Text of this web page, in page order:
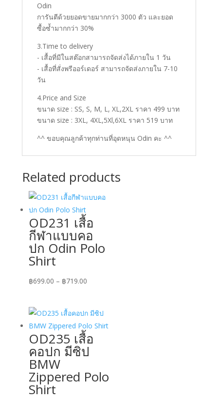
Odin
การันตีด้วยยอดขายมากกว่า 3000 ตัว และยอด
ซื้อซ้ำมากกว่า 30%
3.Time to delivery
- เสื้อที่มีในสต๊อกสามารถจัดส่งได้ภายใน 1 วัน
- เสื้อที่สั่งพรีออร์เดอร์ สามารถจัดส่งภายใน 7-10
วัน
4.Price and Size
ขนาด size : SS, S, M, L, XL,2XL ราคา 499 บาท
ขนาด size : 3XL, 4XL,5Xl,6XL ราคา 519 บาท
^^ ขอบคุณลูกค้าทุกท่านที่อุดหนุน Odin คะ ^^
Related products
OD231 เสื้อ
กีฬาแบบคอ
ปก Odin Polo
Shirt
฿699.00 – ฿719.00Price
through
฿719.00
OD235 เสื้อ
คอปก มีซิป
BMW
Zippered Polo
Shirt